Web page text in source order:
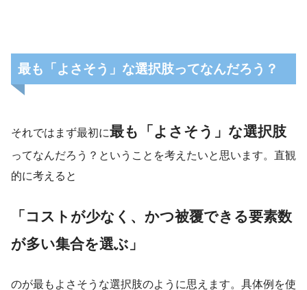
最も「よさそう」な選択肢ってなんだろう？
それではまず最初に最も「よさそう」な選択肢
ってなんだろう？ということを考えたいと思います。直観
的に考えると
「コストが少なく、かつ被覆できる要素数
が多い集合を選ぶ」
のが最もよさそうな選択肢のように思えます。具体例を使